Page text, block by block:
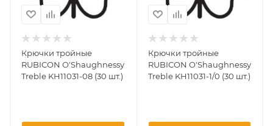
Крючки тройные
RUBICON O'Shaughnessy
Treble KH11031-08 (30 шт.)
Крючки тройные
RUBICON O'Shaughnessy
Treble KH11031-1/0 (30 шт.)